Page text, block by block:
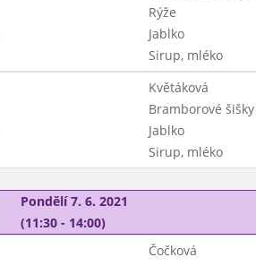
Rýže
Jablko
Sirup, mléko
Květáková
Bramborové
Jablko
Sirup, mléko
Pondělí 7. 6. 2021
(11:30 - 14:00)
Čočková